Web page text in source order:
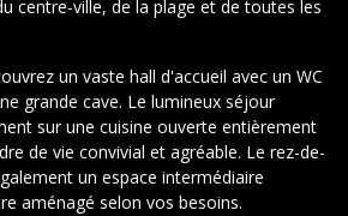
centre-ville, de la plage et de toutes les
un vaste hall d'accueil avec un WC
grande cave. Le lumineux séjour
sur une cuisine ouverte entièrement
de vie convivial et agréable. Le rez-de-
un espace intermédiaire
aménagé selon vos besoins.